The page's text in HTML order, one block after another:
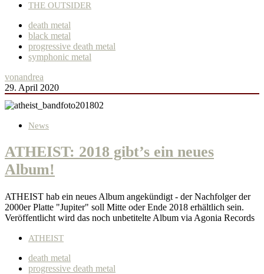
THE OUTSIDER
death metal
black metal
progressive death metal
symphonic metal
vonandrea
29. April 2020
News
ATHEIST: 2018 gibt’s ein neues
Album!
ATHEIST hab ein neues Album angekündigt - der Nachfolger der
2000er Platte "Jupiter" soll Mitte oder Ende 2018 erhältlich sein.
Veröffentlicht wird das noch unbetitelte Album via Agonia Records
ATHEIST
death metal
progressive death metal